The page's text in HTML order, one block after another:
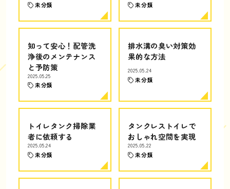
未分類 未分類
知って安心！配管洗
浄後のメンテナンス
と予防策
2025.05.25
未分類
排水溝の臭い対策効
果的な方法
2025.05.24
未分類
トイレタンク掃除業
者に依頼する
2025.05.24
未分類
タンクレストイレで
おしゃれ空間を実現
2025.05.22
未分類